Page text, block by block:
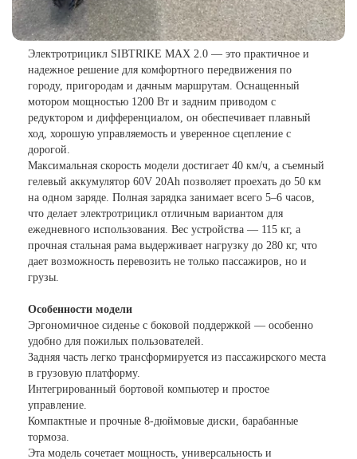
Электротрицикл SIBTRIKE MAX 2.0 — это практичное и
надежное решение для комфортного передвижения по
городу, пригородам и дачным маршрутам. Оснащенный
мотором мощностью 1200 Вт и задним приводом с
редуктором и дифференциалом, он обеспечивает плавный
ход, хорошую управляемость и уверенное сцепление с
дорогой.
Максимальная скорость модели достигает 40 км/ч, а съемный
гелевый аккумулятор 60V 20Ah позволяет проехать до 50 км
на одном заряде. Полная зарядка занимает всего 5–6 часов,
что делает электротрицикл отличным вариантом для
ежедневного использования. Вес устройства — 115 кг, а
прочная стальная рама выдерживает нагрузку до 280 кг, что
дает возможность перевозить не только пассажиров, но и
грузы.
Особенности модели
Эргономичное сиденье с боковой поддержкой — особенно
удобно для пожилых пользователей.
Задняя часть легко трансформируется из пассажирского места
в грузовую платформу.
Интегрированный бортовой компьютер и простое
управление.
Компактные и прочные 8-дюймовые диски, барабанные
тормоза.
Эта модель сочетает мощность, универсальность и